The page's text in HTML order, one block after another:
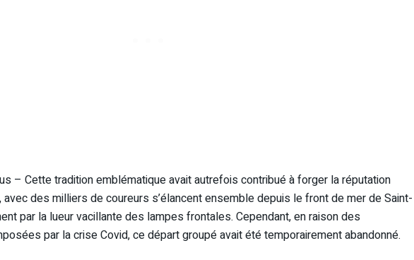
– Cette tradition emblématique avait autrefois contribué à forger la réputation
des milliers de coureurs s’élancent ensemble depuis le front de mer de Saint-
par la lueur vacillante des lampes frontales. Cependant, en raison des
par la crise Covid, ce départ groupé avait été temporairement abandonné.